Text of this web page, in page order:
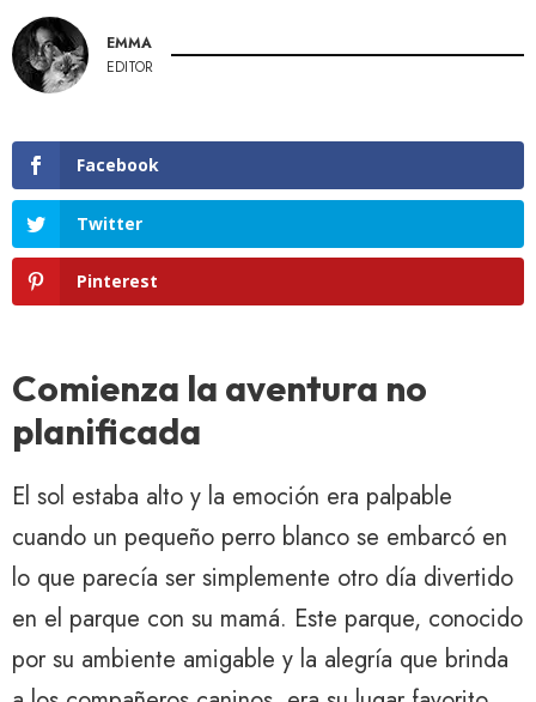
EMMA
EDITOR
Facebook
Twitter
Pinterest
Comienza la aventura no
planificada
El sol estaba alto y la emoción era palpable
cuando un pequeño perro blanco se embarcó en
lo que parecía ser simplemente otro día divertido
en el parque con su mamá. Este parque, conocido
por su ambiente amigable y la alegría que brinda